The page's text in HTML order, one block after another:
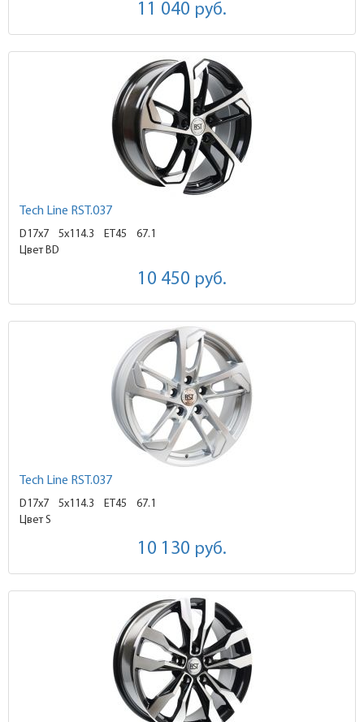
11 040 руб.
Tech Line RST.037
D17x7 5x114.3 ET45
67.1
Цвет BD
10 450 руб.
Tech Line RST.037
D17x7 5x114.3 ET45
67.1
Цвет S
10 130 руб.